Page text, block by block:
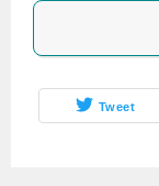
Tweet